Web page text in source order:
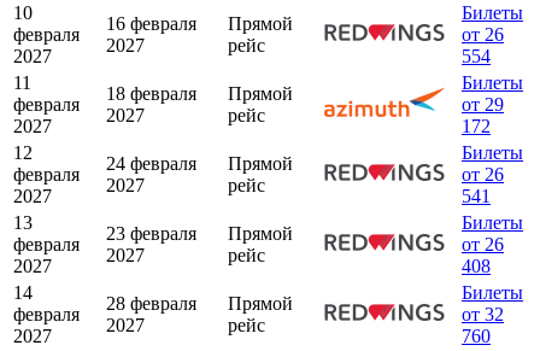
10
февраля
2027
16 февраля
2027
Прямой
рейс
Билеты
от 26
554
11
февраля
2027
18 февраля
2027
Прямой
рейс
Билеты
от 29
172
12
февраля
2027
24 февраля
2027
Прямой
рейс
Билеты
от 26
541
13
февраля
2027
23 февраля
2027
Прямой
рейс
Билеты
от 26
408
14
февраля
2027
28 февраля
2027
Прямой
рейс
Билеты
от 32
760